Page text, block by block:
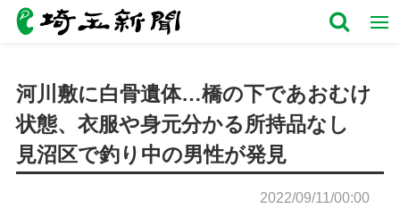
河川敷に白骨遺体…橋の下であおむけ
状態、衣服や身元分かる所持品なし
見沼区で釣り中の男性が発見
2022/09/11/00:00